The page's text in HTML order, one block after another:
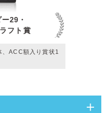
29・
フト賞
ACC額入り賞状1